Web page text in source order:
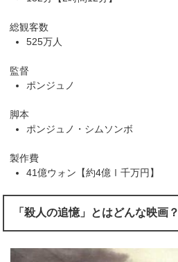
総観客数
525万人
監督
ポンジュノ
脚本
ポンジュノ・シムソンボ
製作費
41億ウォン【約4億Ⅰ千万円】
「殺人の追憶」とはどんな映画？